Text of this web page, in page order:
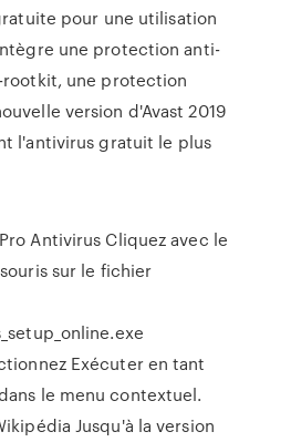
pour une utilisation
une protection anti-
une protection
version d'Avast 2019
l'antivirus gratuit le plus
Antivirus Cliquez avec le
sur le fichier
Exécuter en tant
le menu contextuel.
Jusqu'à la version